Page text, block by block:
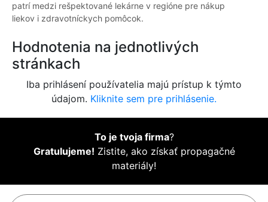
patrí medzi rešpektované lekárne v regióne pre nákup
liekov i zdravotníckych pomôcok.
Hodnotenia na jednotlivých
stránkach
Iba prihlásení používatelia majú prístup k týmto
údajom. Kliknite sem pre prihlásenie.
To je tvoja firma?
Gratulujeme! Zistite, ako získať propagačné
materiály!